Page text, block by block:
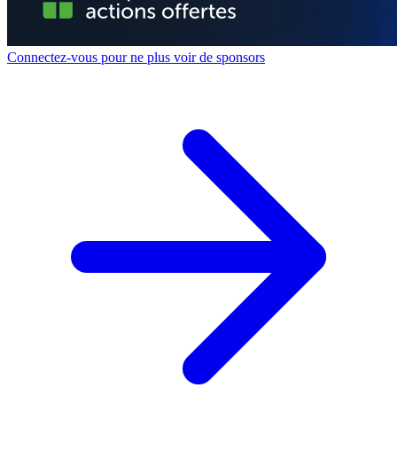
Connectez-vous pour ne plus voir de sponsors